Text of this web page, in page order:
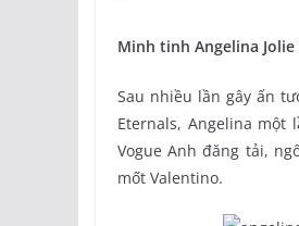
Minh tinh Angelina
Sau nhiều lần gây ấn
Eternals, Angelina
Vogue Anh đăng tải,
mốt Valentino.